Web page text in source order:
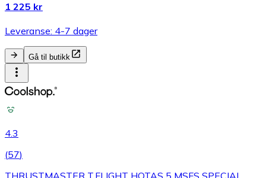
1 225 kr
Leveranse: 4-7 dager
Gå til butikk
4.3
(57)